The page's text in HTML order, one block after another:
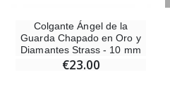
Colgante Ángel de la
Guarda Chapado en Oro y
Diamantes Strass - 10 mm
€23.00